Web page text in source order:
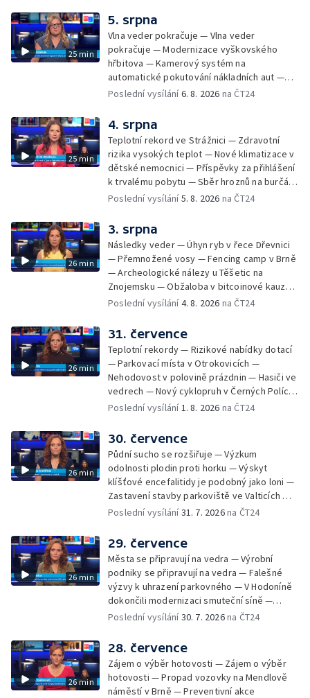
Czech Rally Zlín — Začal 7. ročník festivalu
Pop Messe — Přestavba mostu v Hodoníně
— Fenomén památníčků
25 min
5. srpna
Vlna veder pokračuje — Vlna veder
pokračuje — Modernizace vyškovského
hřbitova — Kamerový systém na
automatické pokutování nákladních aut —
Demolice vyhořelé budovy ve Zlíně — Případ
stadionu na Vyškovsku — Výstraha před
bouřkami — Brno hostí Mezinárodní kytarový
festival — Očkování po kousnutí netopýrem
Poslední vysílání6. 8. 2026 na ČT24
25 min
4. srpna
Teplotní rekord ve Strážnici — Zdravotní
rizika vysokých teplot — Nové klimatizace v
dětské nemocnici — Příspěvky za přihlášení
k trvalému pobytu — Sběr hroznů na burčák
— Dokončení oprav vedení — Skončil termín
vody v obcích — Vyschlá koryta potoků —
Sdílení strážníků na Brněnsku
Poslední vysílání5. 8. 2026 na ČT24
26 min
3. srpna
Následky veder — Úhyn ryb v řece Dřevnici
— Přemnožené vosy — Fencing camp v Brně
— Archeologické nálezy u Těšetic na
Znojemsku — Obžaloba v bitcoinové kauze
— Přestavba silnice přes Bzenec na
Zašové — Letní opravy divadel — Český hlas
ve vesmíru
Poslední vysílání4. 8. 2026 na ČT24
26 min
31. července
Teplotní rekordy — Rizikové nabídky dotací
— Parkovací místa v Otrokovicích —
Nehodovost v polovině prázdnin — Hasiči ve
vedrech — Nový cyklopruh v Černých Polích
— Květinová výstava ve Věžkách
Poslední vysílání1. 8. 2026 na ČT24
26 min
30. července
Půdní sucho se rozšiřuje — Výzkum
odolnosti plodin proti horku — Výskyt
klíšťové encefalitidy je podobný jako loni —
Zastavení stavby parkoviště ve Valticích —
Spor o lokalitu lesa v Rožnově pod
organismus — Kybernetický incident na
Masarykově univerzitě — Slavnostní
vyřazení absolventů Univerzity obran —
Letní kurzy umění pro mladé — Mobilní
kurníky pomáhají na poli
Poslední vysílání31. 7. 2026na ČT24
26 min
29. července
Města se připravují na vedra — Výrobní
podniky se připravují na vedra — Falešné
výzvy k uhrazení parkovného — V Hodoníně
dokončili modernizaci smuteční síně —
Chybějící toalety u dětských hřišť —
bývalého nákupního domu Letná — Končí 52.
ročník Letní filmové školy — 3. ročník
komunitní akce Stůl ve středu — Cesta na
podporu paliativní péče
Poslední vysílání30. 7. 2026na ČT24
26 min
28. července
Zájem o výběr hotovosti — Zájem o výběr
hotovosti — Propad vozovky na Mendlově
náměstí v Brně — Preventivní akce